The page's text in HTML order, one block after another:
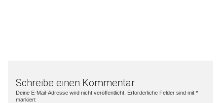
Schreibe einen Kommentar
Deine E-Mail-Adresse wird nicht veröffentlicht. Erforderliche Felder sind mit *
markiert